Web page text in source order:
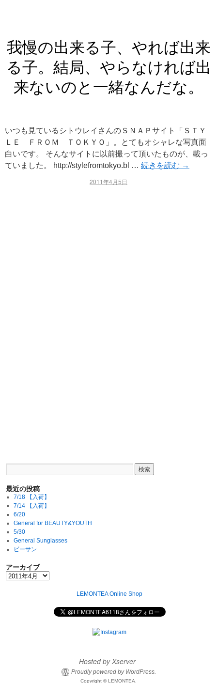
我慢の出来る子、やれば出来
る子。結局、やらなければ出
来ないのと一緒なんだな。
いつも見ているシトウレイさんのＳＮＡＰサイト「ＳＴＹ
ＬＥ ＦＲＯＭ ＴＯＫＹＯ」。とてもオシャレな写真面
白いです。 そんなサイトに以前撮って頂いたものが、載っ
ていました。 http://stylefromtokyo.bl … 続きを読む →
2011年4月5日
最近の投稿
7/18 【入荷】
7/14 【入荷】
6/20
General for BEAUTY&YOUTH
5/30
General Sunglasses
ビーサン
アーカイブ
LEMONTEA Online Shop
Hosted by Xserver
Proudly powered by WordPress.
Copyright © LEMONTEA.